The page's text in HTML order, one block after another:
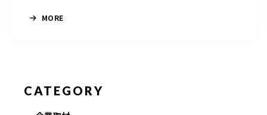
MORE
CATEGORY